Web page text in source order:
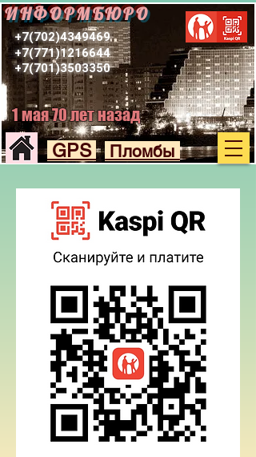
ИНФОРМБЮРО
+7(701)3503350
+7(702)4349469
+7(771)1216644
GPS Пломбы
1 мая 70 лет назад